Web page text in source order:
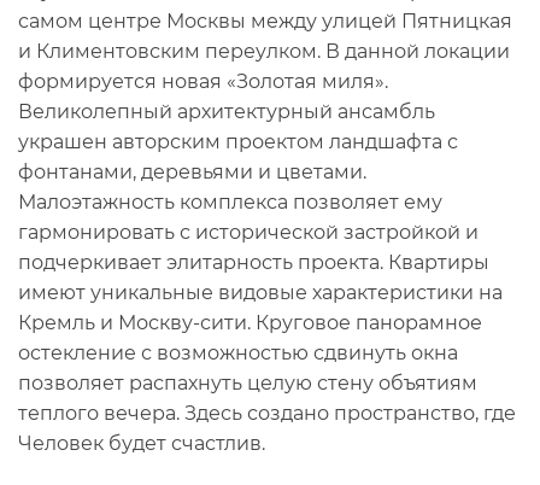
самом центре Москвы между улицей Пятницкая
и Климентовским переулком. В данной локации
формируется новая «Золотая миля».
Великолепный архитектурный ансамбль
украшен авторским проектом ландшафта с
фонтанами, деревьями и цветами.
Малоэтажность комплекса позволяет ему
гармонировать с исторической застройкой и
подчеркивает элитарность проекта. Квартиры
имеют уникальные видовые характеристики на
Кремль и Москву-сити. Круговое панорамное
остекление с возможностью сдвинуть окна
позволяет распахнуть целую стену объятиям
теплого вечера. Здесь создано пространство, где
Человек будет счастлив.